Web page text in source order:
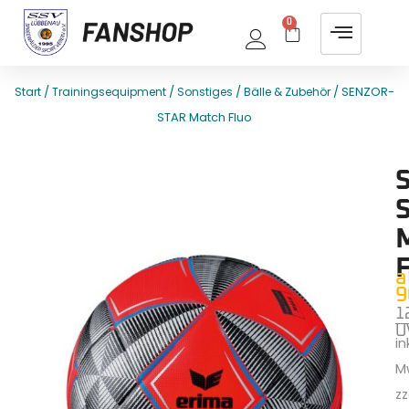
0
Start /Trainingsequipment /Sonstiges /Bälle & Zubehör/ SENZOR-
STAR Match Fluo